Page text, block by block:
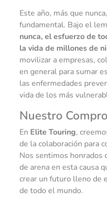
Este año, más que
fundamental. Bajo el
nunca, el esfuerzo de
la vida de millones de
movilizar a empresas,
en general para sumar
las enfermedades
vida de los más
Nuestro
En Elite Touring,
de la colaboración para
Nos sentimos honrados
de arena en esta causa
crear un futuro lleno de
de todo el mundo.